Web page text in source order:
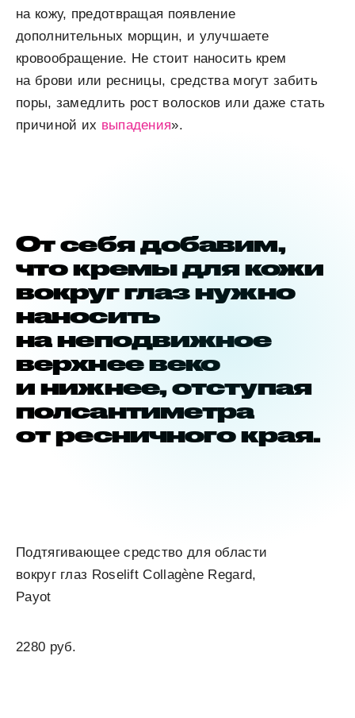
на кожу, предотвращая появление
дополнительных морщин, и улучшаете
кровообращение. Не стоит наносить крем
на брови или ресницы, средства могут забить
поры, замедлить рост волосков или даже стать
причиной их выпадения».
От себя добавим,
что кремы для кожи
вокруг глаз нужно
наносить
на неподвижное
верхнее веко
и нижнее, отступая
полсантиметра
от ресничного края.
Подтягивающее средство для области
вокруг глаз Roselift Collagène Regard,
Payot
2280 руб.